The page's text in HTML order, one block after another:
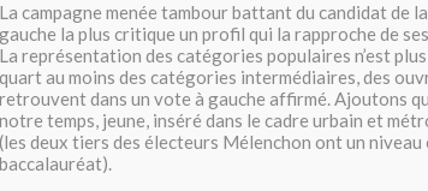
La campagne menée tambour battant du candidat de
gauche la plus critique un profil qui la rapproche de
La représentation des catégories populaires n’est
quart au moins des catégories intermédiaires, des
retrouvent dans un vote à gauche affirmé. Ajoutons
notre temps, jeune, inséré dans le cadre urbain et
(les deux tiers des électeurs Mélenchon ont un niveau
baccalauréat).